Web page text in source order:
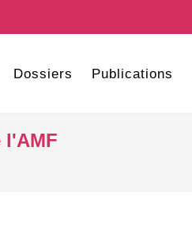
Dossiers Publications
l'AMF